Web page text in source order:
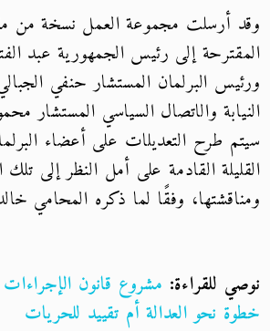
وقد أرسلت مجموعة العمل نسخة من
المقترحة إلى رئيس الجمهورية عبد
ورئيس البرلمان المستشار حنفي
النيابة والاتصال السياسي المستشار
سيتم طرح التعديلات على أعضاء
القليلة القادمة على أمل النظر إلى تلك
ومناقشتها، وفقًا لما ذكره المحامي
نوصي للقراءة: مشروع قانون الإجراءات
خطوة نحو العدالة أم تقييد للحريات